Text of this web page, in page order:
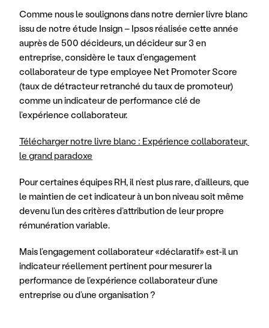
Comme nous le soulignons dans notre dernier livre blanc
issu de notre étude Insign – Ipsos réalisée cette année
auprès de 500 décideurs, un décideur sur 3 en
entreprise, considère le taux d’engagement
collaborateur de type employee Net Promoter Score
(taux de détracteur retranché du taux de promoteur)
comme un indicateur de performance clé de
l’expérience collaborateur.
Télécharger notre livre blanc : Expérience collaborateur,
le grand paradoxe
Pour certaines équipes RH, il n’est plus rare, d’ailleurs, que
le maintien de cet indicateur à un bon niveau soit même
devenu l’un des critères d’attribution de leur propre
rémunération variable.
Mais l’engagement collaborateur «déclaratif» est-il un
indicateur réellement pertinent pour mesurer la
performance de l’expérience collaborateur d’une
entreprise ou d’une organisation ?